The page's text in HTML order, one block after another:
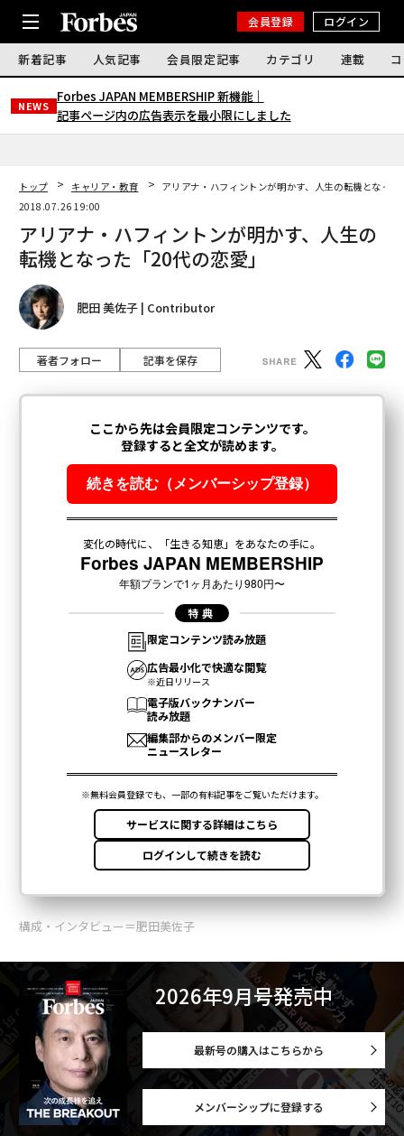
会員登録 ログイン
新着記事 人気記事 会員限定記事 カテゴリ 連載
NEWS
Forbes JAPAN MEMBERSHIP 新機能｜
記事ページ内の広告表示を最小限にしました
トップ キャリア・教育
アリアナ・ハフィントンが明かす、人生の転機となっ
2018.07.26 19:00
アリアナ・ハフィントンが明かす、人生の
転機となった「20代の恋愛」
肥田 美佐子 | Contributor
著者フォロー 記事を保存
構成・インタビュー＝肥田美佐子
2026年9月号発売中
最新号の購入はこちらから
メンバーシップに登録する